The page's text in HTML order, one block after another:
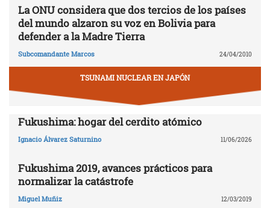
La ONU considera que dos tercios de los países
del mundo alzaron su voz en Bolivia para
defender a la Madre Tierra
Subcomandante Marcos 24/04/2010
TSUNAMI NUCLEAR EN JAPÓN
Fukushima: hogar del cerdito atómico
Ignacio Álvarez Saturnino 11/06/2026
Fukushima 2019, avances prácticos para
normalizar la catástrofe
Miguel Muñiz 12/03/2019